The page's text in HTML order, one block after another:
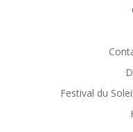
Festival du